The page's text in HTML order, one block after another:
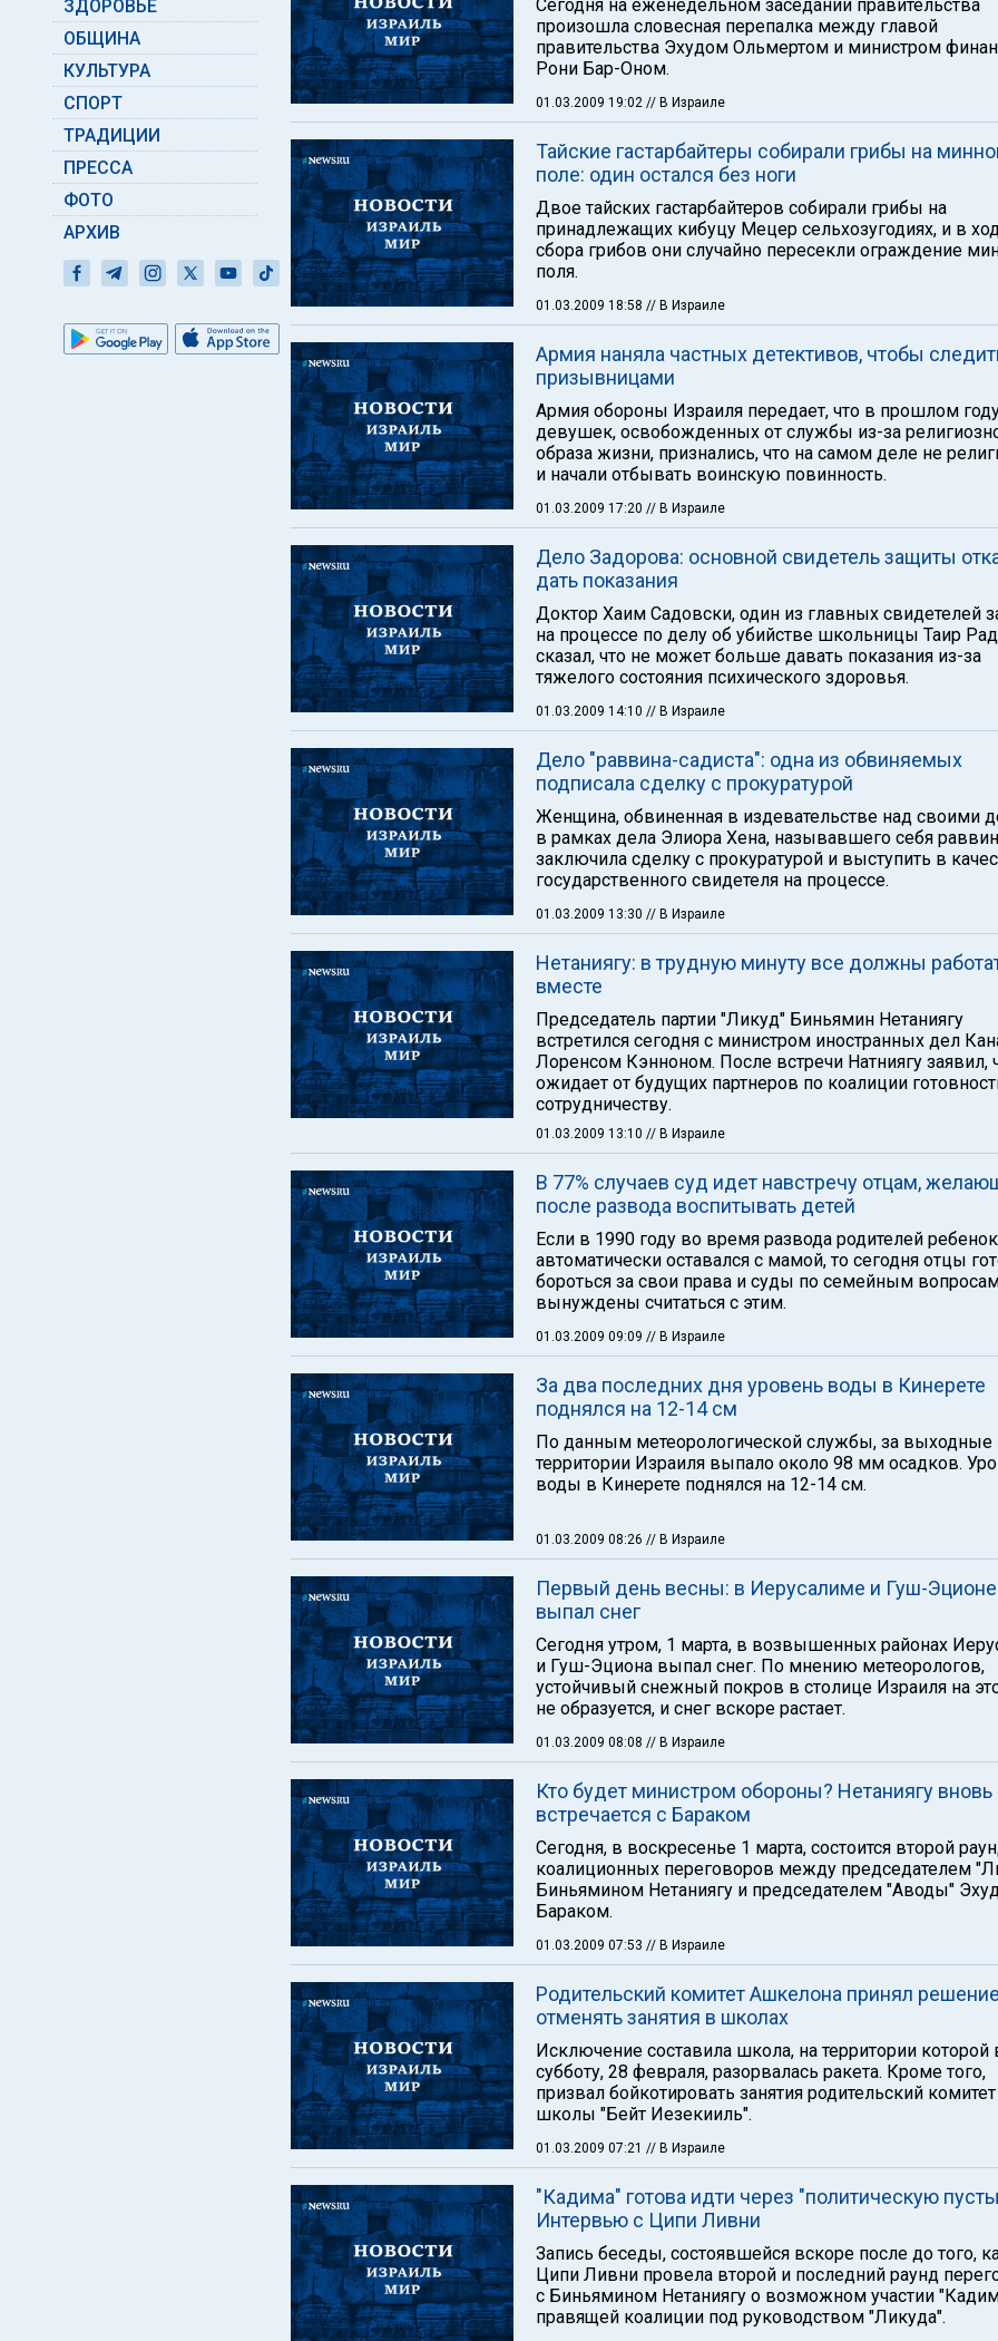
ЗДОРОВЬЕ
ОБЩИНА
КУЛЬТУРА
СПОРТ
ТРАДИЦИИ
ПРЕССА
ФОТО
АРХИВ
Сегодня на еженедельном заседании правительства
произошла словесная перепалка между главой
правительства Эхудом Ольмертом и министром
Рони Бар-Оном.
01.03.2009 19:02 // В Израиле
Тайские гастарбайтеры собирали грибы на
поле: один остался без ноги
Двое тайских гастарбайтеров собирали грибы на
принадлежащих кибуцу Мецер сельхозугодиях, и в
сбора грибов они случайно пересекли ограждение
поля.
01.03.2009 18:58 // В Израиле
Армия наняла частных детективов, чтобы
призывницами
Армия обороны Израиля передает, что в прошлом
девушек, освобожденных от службы из-за
образа жизни, признались, что на самом деле не
и начали отбывать воинскую повинность.
01.03.2009 17:20 // В Израиле
Дело Задорова: основной свидетель защиты
дать показания
Доктор Хаим Садовски, один из главных свидетелей
на процессе по делу об убийстве школьницы Таир
сказал, что не может больше давать показания из-за
тяжелого состояния психического здоровья.
01.03.2009 14:10 // В Израиле
Дело "раввина-садиста": одна из обвиняемых
подписала сделку с прокуратурой
Женщина, обвиненная в издевательстве над своими
в рамках дела Элиора Хена, называвшего себя
заключила сделку с прокуратурой и выступить в
государственного свидетеля на процессе.
01.03.2009 13:30 // В Израиле
Нетаниягу: в трудную минуту все должны
вместе
Председатель партии "Ликуд" Биньямин Нетаниягу
встретился сегодня с министром иностранных дел
Лоренсом Кэнноном. После встречи Натниягу заявил,
ожидает от будущих партнеров по коалиции
сотрудничеству.
01.03.2009 13:10 // В Израиле
В 77% случаев суд идет навстречу отцам,
после развода воспитывать детей
Если в 1990 году во время развода родителей ребенок
автоматически оставался с мамой, то сегодня отцы
бороться за свои права и суды по семейным
вынуждены считаться с этим.
01.03.2009 09:09 // В Израиле
За два последних дня уровень воды в Кинерете
поднялся на 12-14 см
По данным метеорологической службы, за выходные
территории Израиля выпало около 98 мм осадков.
воды в Кинерете поднялся на 12-14 см.
01.03.2009 08:26 // В Израиле
Первый день весны: в Иерусалиме и Гуш-Эционе
выпал снег
Сегодня утром, 1 марта, в возвышенных районах
и Гуш-Эциона выпал снег. По мнению метеорологов,
устойчивый снежный покров в столице Израиля на
не образуется, и снег вскоре растает.
01.03.2009 08:08 // В Израиле
Кто будет министром обороны? Нетаниягу вновь
встречается с Бараком
Сегодня, в воскресенье 1 марта, состоится второй
коалиционных переговоров между председателем
Биньямином Нетаниягу и председателем "Аводы"
Бараком.
01.03.2009 07:53 // В Израиле
Родительский комитет Ашкелона принял
отменять занятия в школах
Исключение составила школа, на территории которой
субботу, 28 февраля, разорвалась ракета. Кроме того,
призвал бойкотировать занятия родительский комитет
школы "Бейт Иезекииль".
01.03.2009 07:21 // В Израиле
"Кадима" готова идти через "политическую
Интервью с Ципи Ливни
Запись беседы, состоявшейся вскоре после до того,
Ципи Ливни провела второй и последний раунд
с Биньямином Нетаниягу о возможном участии
правящей коалиции под руководством "Ликуда".